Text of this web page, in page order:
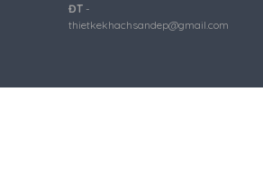
ĐT-
thietkekhachsandep@gmail.com